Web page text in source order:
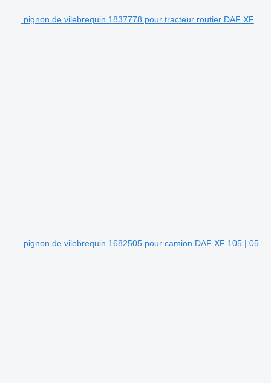
pignon de vilebrequin 1837778 pour tracteur routier DAF XF
pignon de vilebrequin 1682505 pour camion DAF XF 105 | 05